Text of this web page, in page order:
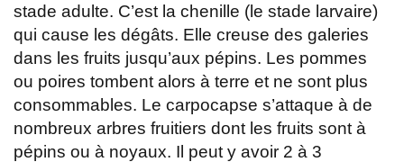
stade adulte. C’est la chenille (le stade larvaire)
qui cause les dégâts. Elle creuse des galeries
dans les fruits jusqu’aux pépins. Les pommes
ou poires tombent alors à terre et ne sont plus
consommables. Le carpocapse s’attaque à de
nombreux arbres fruitiers dont les fruits sont à
pépins ou à noyaux. Il peut y avoir 2 à 3